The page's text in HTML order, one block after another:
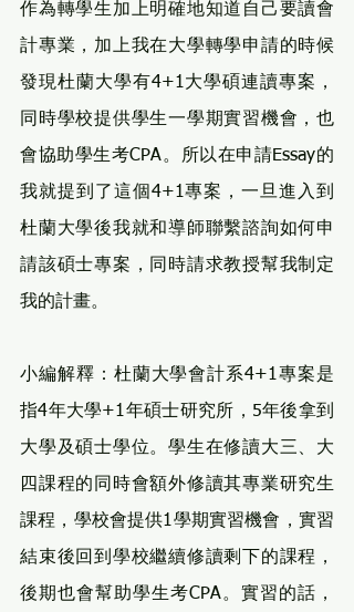
作為轉學生加上明確地知道自己要讀會
計專業，加上我在大學轉學申請的時候
發現杜蘭大學有4+1大學碩連讀專案，
同時學校提供學生一學期實習機會，也
會協助學生考CPA。所以在申請Essay的
我就提到了這個4+1專案，一旦進入到
杜蘭大學後我就和導師聯繫諮詢如何申
請該碩士專案，同時請求教授幫我制定
我的計畫。
小編解釋：杜蘭大學會計系4+1專案是
指4年大學+1年碩士研究所，5年後拿到
大學及碩士學位。學生在修讀大三、大
四課程的同時會額外修讀其專業研究生
課程，學校會提供1學期實習機會，實習
結束後回到學校繼續修讀剩下的課程，
後期也會幫助學生考CPA。實習的話，